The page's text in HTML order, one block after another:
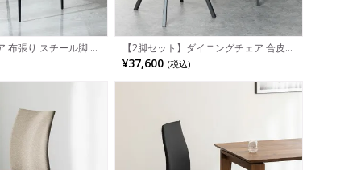
布張り スチール脚 肘
チェア ファブリック
す ダイニング リビ
【2脚セット】ダイニングチェア 合皮
スチール脚 肘なし 椅子 アームレス チ
ェア モダン リビングチェア 食卓椅子
ック
¥37,600 (税込)